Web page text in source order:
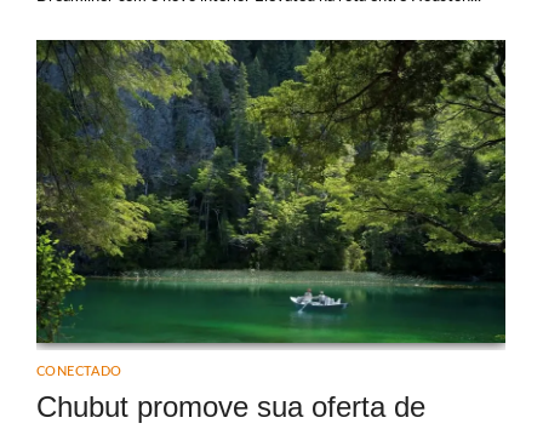
CONECTADO
Chubut promove sua oferta de